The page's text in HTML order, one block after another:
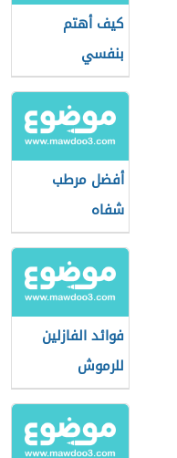
كيف أهتم
بنفسي
أفضل مرطب
شفاه
فوائد الفازلين
للرموش